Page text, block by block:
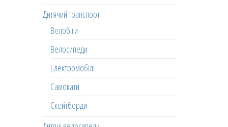
Дитячий транспорт
Велобіги
Велосипеди
Електромобілі
Самокати
Скейтборди